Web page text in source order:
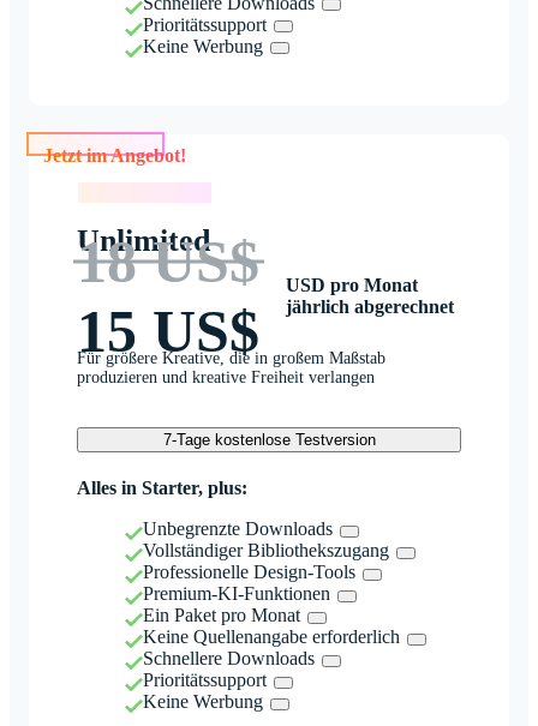
Prioritätssupport
Keine Werbung
Jetzt im Angebot!
Unlimited
18 US$
15 US$
USD pro Monat
jährlich abgerechnet
Für größere Kreative, die in großem Maßstab
produzieren und kreative Freiheit verlangen
7-Tage kostenlose Testversion
Alles in Starter, plus:
Unbegrenzte Downloads
Vollständiger Bibliothekszugang
Professionelle Design-Tools
Premium-KI-Funktionen
Ein Paket pro Monat
Keine Quellenangabe erforderlich
Schnellere Downloads
Prioritätssupport
Keine Werbung